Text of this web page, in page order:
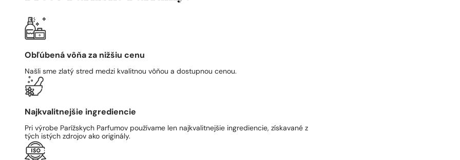
Obľúbená vôňa za nižšiu cenu
Našli sme zlatý stred medzi kvalitnou vôňou a dostupnou cenou.
Najkvalitnejšie ingrediencie
Pri výrobe Parížskych Parfumov používame len najkvalitnejšie ingrediencie, získavané z
tých istých zdrojov ako originály.